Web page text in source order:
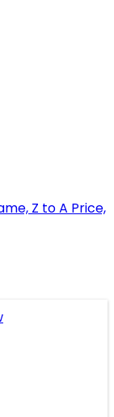
Z to A Price,